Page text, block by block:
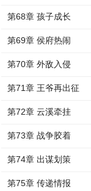
第68章 孩子成长
第69章 侯府热闹
第70章 外敌入侵
第71章 王爷再出征
第72章 云溪牵挂
第73章 战争胶着
第74章 出谋划策
第75章 传递情报